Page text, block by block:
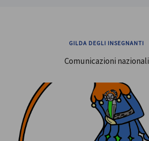
GILDA DEGLI INSEGNANTI
Comunicazioni nazionali